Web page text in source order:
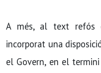
A més, al text refós
incorporat una
el Govern, en el